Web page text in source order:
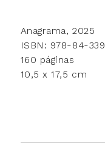
Anagrama, 2025
ISBN: 978-84-
160 páginas
10,5 x 17,5 cm